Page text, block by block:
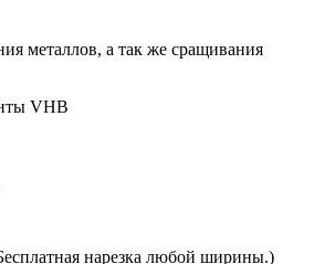
металлов, а так же сращивания
VHB
нарезка любой ширины.)